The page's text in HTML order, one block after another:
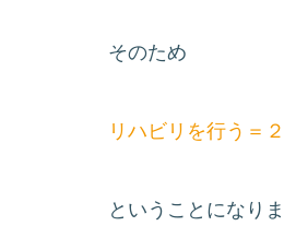
そのため
リハビリを行う＝
ということになりま